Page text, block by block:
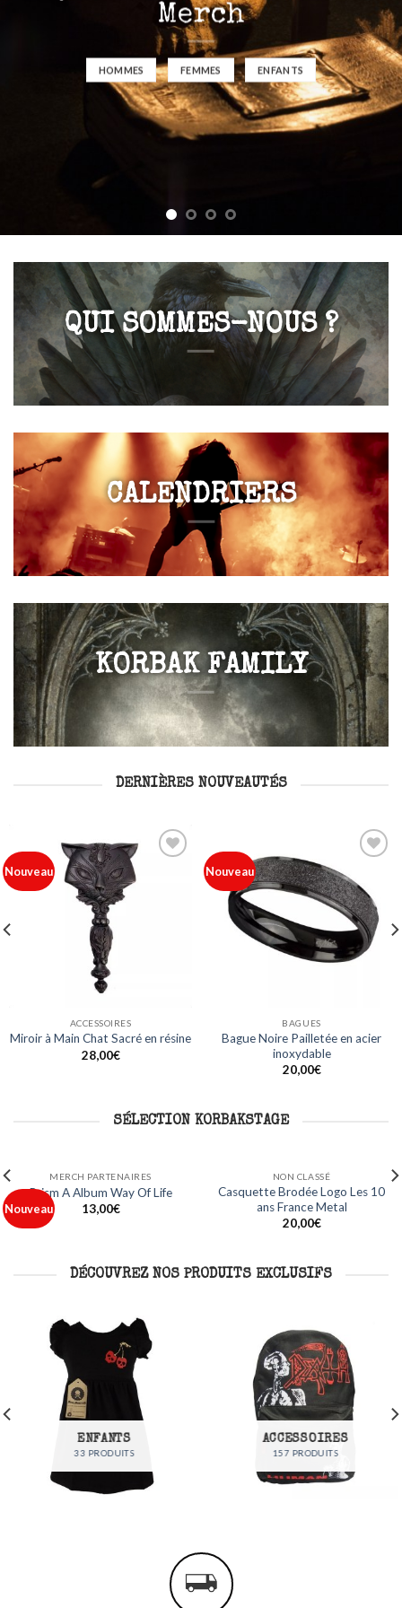
Merch
HOMMES FEMMES ENFANTS
QUI SOMMES-NOUS ?
CALENDRIERS
KORBAK FAMILY
DERNIÈRES NOUVEAUTÉS
Nouveau
ACCESSOIRES
Miroir à Main Chat Sacré en résine
28,00€
Nouveau
à ma
liste
BAGUES
Bague Noire Pailletée en acier
inoxydable
20,00€
SÉLECTION KORBAKSTAGE
NON CLASSÉ
Mug Logo Les 10 ans France
Metal
NON CLASSÉ
Sweat Capuche Logo Les 10 ans
France Metal
35,00
DÉCOUVREZ NOS PRODUITS EXCLUSIFS
ENFANTS
33 PRODUITS
ACCESSOIRES
157 PRODUITS